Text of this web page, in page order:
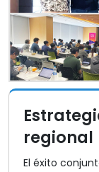
regional
El éxito